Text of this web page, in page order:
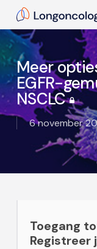
main
content
Meer
EGFR-
NSCLC
6 november
Toegang
Registreer